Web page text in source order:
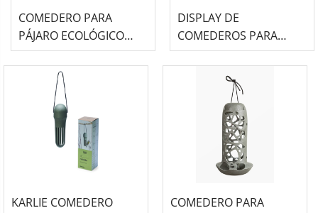
COMEDERO PARA
PÁJARO ECOLÓGICO
SINGING FRIEND - SAM
(23X6X6)
DISPLAY DE
COMEDEROS PARA
PÁJARO ECOLÓGICO
SINGING FRIEND - SAM
KARLIE COMEDERO
COMEDERO PARA